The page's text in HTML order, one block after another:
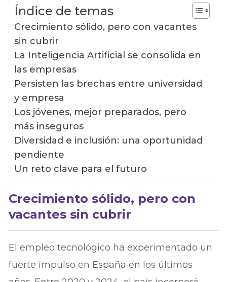
Índice de temas
Crecimiento sólido, pero con vacantes
sin cubrir
La Inteligencia Artificial se consolida en
las empresas
Persisten las brechas entre universidad
y empresa
Los jóvenes, mejor preparados, pero
más inseguros
Diversidad e inclusión: una oportunidad
pendiente
Un reto clave para el futuro
Crecimiento sólido, pero con
vacantes sin cubrir
El empleo tecnológico ha experimentado un
fuerte impulso en España en los últimos